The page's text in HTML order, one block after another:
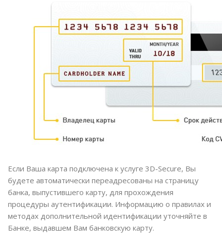
Если Ваша карта подключена к услуге 3D-Secure, Вы
будете автоматически переадресованы на страницу
банка, выпустившего карту, для прохождения
процедуры аутентификации. Информацию о правилах и
методах дополнительной идентификации уточняйте в
Банке, выдавшем Вам банковскую карту.